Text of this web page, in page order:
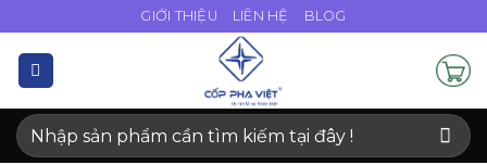
dung
GIỚI THIỆU LIÊN HỆ BLOG
Tìm
kiếm: